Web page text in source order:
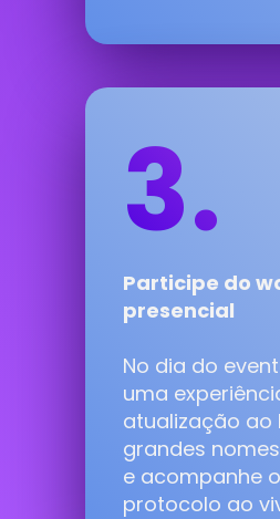
3.
Participe do
presencial
No dia do
uma
atualização ao
grandes nomes
e acompanhe o
protocolo ao